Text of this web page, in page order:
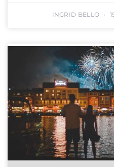
INGRID BELLO